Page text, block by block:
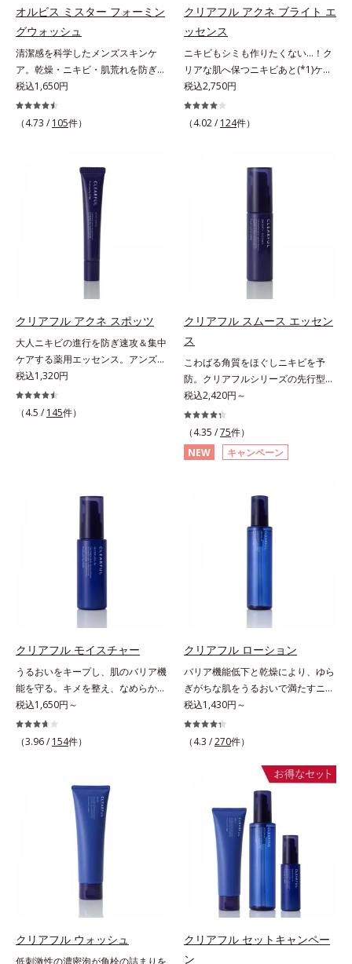
＝すべての人にコメド（ニキビのも
と）ができないというわけではあり
すべての方に皮膚刺激がおきないと
いうわけではありません※敏感肌対
膚刺激がおきないというわけではあ
りません）※弱酸性（ローション・
モイスチャーのみ）アレルギーテス
ト済＝全ての方にアレルギーが起こ
らないということではありません。
ができないというわけではありませ
アイテム同士をなじみやすくする
「うるおいコネクト設計」を採用。
8アイテム分の機能を3ステップに集
約し、よりシンプルなお手入れで、
ハリ・ツヤのある好印象な清潔透明
肌(*1)へ導きます。*1 うるおいによ
る透明感のある肌*2 男性の顔画像
を用いた印象評価において、基準画
かさ印象が高く評価されたこと*3
2022年12月22日時点で、科学文献
データベースPubMed及びGoogle
scholarにより国内化粧品業界にお
いて該当文献がないことを確認（ポ
アイテム同士をなじみやすくする
8アイテム分の機能を3ステップに集
約し、よりシンプルなお手入れで、
ハリ・ツヤのある好印象な清潔透明
肌(*1)へ導きます。*1 うるおいによ
る透明感のある肌*2 男性の顔画像
を用いた印象評価において、基準画
かさ印象が高く評価されたこと*3
2022年12月22日時点で、科学文献
scholarにより国内化粧品業界にお
いて該当文献がないことを確認（ポ
ーラ化成研究所調べ）
オルビス ミスター フォーミン
グウォッシュ
清潔感を科学したメンズスキンケ
ア。乾燥・ニキビ・肌荒れを防ぎハ
リ・ツヤのある、好印象な清潔透明
肌(*1)へ。オルビス ミスターは、男
性の清潔感、爽やかさ、若々しさの
であること(*2)を業界で初めて発見
(*3)。ニキビ・肌荒れ予防有効成分
と保湿成分を新たに配合。これまで
の乾燥・テカリへのケアはそのまま
に、肌荒れ・ニキビ予防など“今”の
肌悩みに応え、“未来”を見据えて好
ローチする進化を遂げました。うる
おいを逃しやすい男性肌に着目し、
アイテム同士をなじみやすくする
8アイテム分の機能を3ステップに集
約し、よりシンプルなお手入れで、
ハリ・ツヤのある好印象な清潔透明
肌(*1)へ導きます。*1 うるおいによ
る透明感のある肌*2 男性の顔画像
2022年12月22日時点で、科学文献
データベースPubMed及びGoogle
いて該当文献がないことを確認（ポ
ーラ化成研究所調べ）
税込1,650円
（4.73 / 105件）
クリアフル アクネ ブライト エ
ッセンス
ニキビもシミも作りたくない…！ク
リアな肌へ保つニキビあと(*1)ケア
(*2)美容液。クリアな肌へ保つ、ニ
キビあと(*1)ケア(*2)美容液です。
ニキビあとをケアしてシミを予防す
(*3)でシミとソバカスを防ぎ、和漢
植物由来成分とコラーゲンでニキ
ビ・肌荒れ予防と保湿にアプローチ
します。こっくりテクスチャーが肌
の上でほぐれてするっとなじみ、ベ
タつかず、みずみずしさとなめらか
す。気になるスポットにご使用くだ
さい。*1 ニキビあととは、色素沈
着のある肌ではなく、ニキビが治っ
とです。*2 日焼けによるメラニン
の生成を抑え、シミ・ソバカスを防
ぐ。ニキビ・肌荒れを防ぐ。保湿ケ
アのこと。*3 L-アスコルビン酸 2-
グルコシド、リン酸L-アスコルビン
酸Mg、3-0-エチルアスコルビン酸
税込2,750円
（4.02 / 124件）
クリアフル アクネ スポッツ
大人ニキビの進行を防ぎ速攻＆集中
ケアする薬用エッセンス。アンズ果
汁が角層をやわらかくほぐして、毛
穴づまりを防ぎ、薬用成分を素早く
浸透させます。さらにイオウ、グリ
税込1,320円
（4.5 / 145件）
クリアフル スムース エッセン
ス
こわばる角質をほぐしニキビを予
防。クリアフルシリーズの先行型美
容液。くり返しニキビの根本原因と
毛穴の両方にアプローチする、薬用
ニキビスキンケア「クリアフルシリ
ーズ」の先行型美容液です。こわば
った角質をやわらかくほぐし、毛穴
へ。化粧水の肌なじみをサポート
し、すっとなじむ素直な肌を目指し
ます。またクリアフルシリーズに配
合されているのと同じ、5種の和漢
れ、ニキビを予防します。【ご使用
ステップ】洗顔の後、化粧水の前に
※敏感肌対象パッチテスト済（すべ
ての人に皮膚刺激がおきないという
わけではありません）※アレルギー
テスト済＝全ての方にアレルギーが
おきないということではありません
※ノンコメドジェニックテスト済＝
と）ができないというわけではあり
税込2,420円～
（4.35 /75件）
NEW
キャンペーン
クリアフル モイスチャー
うるおいをキープし、肌のバリア機
能を守る。キメを整え、なめらかな
肌にするニキビ対策保湿液。「ニキ
ビをくり返してしまう」「毛穴目立
ちが気になる」「マスク生活であご
本原因「肌のバリア機能の低下」
と、肌悩み「毛穴の目立ち」の両方
にWでアプローチする、薬用ニキビ
対策スキンケアシリーズです。5種
の和漢植物由来成分とコラーゲンが
肌をいたわりながらうるおいを与
え、バリア機能を維持。ニキビがで
きにくい肌を目指します。さらにビ
タミンC誘導体をはじめとした5種
の整肌成分(*1)から成る「ナノVCシ
税込1,650円～
（3.96 / 154件）
クリアフル ローション
バリア機能低下と乾燥により、ゆら
ぎがちな肌をうるおいで満たすニキ
ビ対策化粧水。「ニキビをくり返し
てしまう」「毛穴目立ちが気にな
る」「マスク生活であごや口まわり
に。くり返しニキビの根本原因「肌
のバリア機能の低下」と、肌悩み
「毛穴の目立ち」の両方にWでアプ
ローチする、薬用ニキビ対策スキン
ケアシリーズです。5種の和漢植物
由来成分とコラーゲンが肌をいたわ
りながらうるおいを与え、バリア機
能を維持。ニキビができにくい肌を
目指します。さらにビタミンC誘導
体をはじめとした5種の整肌成分
(*1)から成る「ナノVCショットカプ
税込1,430円～
（4.3 /270件）
クリアフル ウォッシュ
低刺激性の濃密泡が角栓の詰まりを
クリアフル セットキャンペー
ン